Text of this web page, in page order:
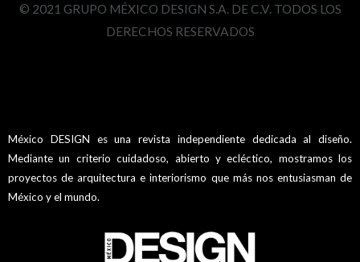
© 2021 GRUPO MÉXICO DESIGN S.A. DE C.V. TODOS LOS
DERECHOS RESERVADOS
México DESIGN es una revista independiente dedicada al diseño.
Mediante un criterio cuidadoso, abierto y ecléctico, mostramos los
proyectos de arquitectura e interiorismo que más nos entusiasman de
México y el mundo.